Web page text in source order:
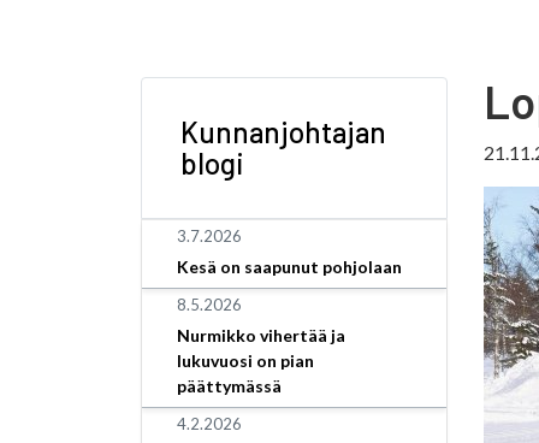
Kunnanjohtajan
blogi
3.7.2026
Kesä on saapunut pohjolaan
8.5.2026
Nurmikko vihertää ja
lukuvuosi on pian
päättymässä
4.2.2026